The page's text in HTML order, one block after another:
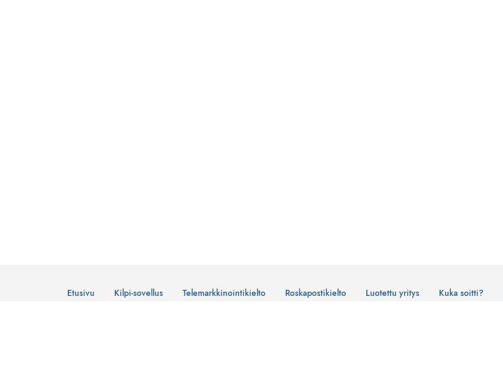
Etusivu Kilpi-sovellus Telemarkkinointikielto Roskapostikielto Luotettu yritys Kuka soitti?